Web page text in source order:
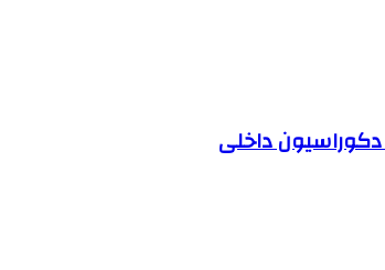
دکوراسیون داخلی